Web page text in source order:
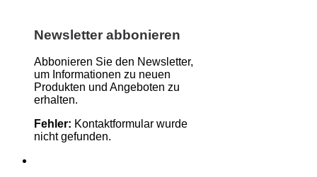
Newsletter abbonieren
Abbonieren Sie den Newsletter,
um Informationen zu neuen
Produkten und Angeboten zu
erhalten.
Fehler: Kontaktformular wurde
nicht gefunden.